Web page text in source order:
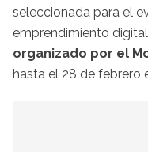
seleccionada para el
emprendimiento
organizado por el
hasta el 28 de febrero